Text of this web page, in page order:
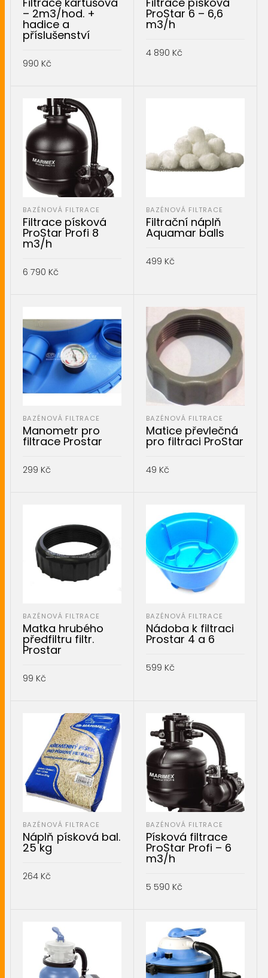
– 2m3/hod. +
hadice a
příslušenství
990 Kč
ProStar 6 – 6,6
m3/h
4 890 Kč
BAZÉNOVÁ FILTRACE
Filtrace písková
ProStar Profi 8
m3/h
6 790 Kč
BAZÉNOVÁ FILTRACE
Filtrační náplň
Aquamar balls
499 Kč
BAZÉNOVÁ FILTRACE
Manometr pro
filtrace Prostar
299 Kč
BAZÉNOVÁ FILTRACE
Matice převlečná
pro filtraci ProStar
49 Kč
BAZÉNOVÁ FILTRACE
Matka hrubého
předfiltru filtr.
Prostar
99 Kč
BAZÉNOVÁ FILTRACE
Nádoba k filtraci
Prostar 4 a 6
599 Kč
BAZÉNOVÁ FILTRACE
Náplň písková bal.
25 kg
264 Kč
BAZÉNOVÁ FILTRACE
Písková filtrace
ProStar Profi – 6
m3/h
5 590 Kč